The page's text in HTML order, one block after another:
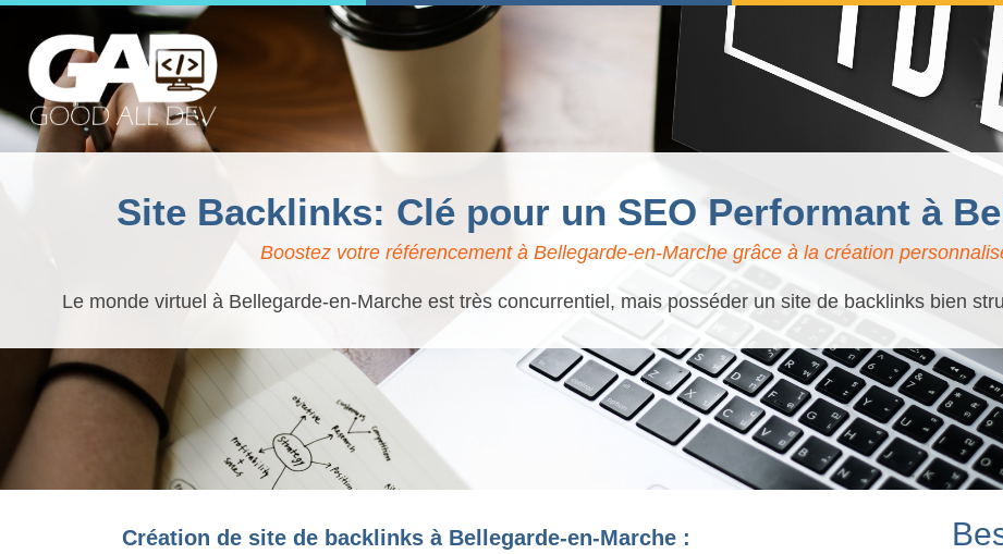
Site Backlinks: Clé pour un SEO Performant à
Boostez votre référencement à Bellegarde-en-Marche grâce à la création
Le monde virtuel à Bellegarde-en-Marche est très concurrentiel, mais posséder un site de backlinks bien
Création de site de backlinks à Bellegarde-en-Marche :